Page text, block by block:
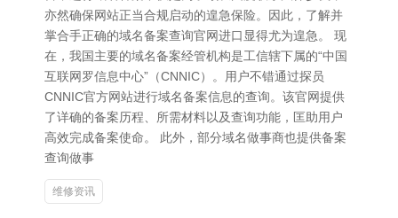
亦然确保网站正当合规启动的遑急保险。因此，了解并
掌合手正确的域名备案查询官网进口显得尤为遑急。 现
在，我国主要的域名备案经管机构是工信辖下属的“中国
互联网罗信息中心”（CNNIC）。用户不错通过探员
CNNIC官方网站进行域名备案信息的查询。该官网提供
了详确的备案历程、所需材料以及查询功能，匡助用户
高效完成备案使命。 此外，部分域名做事商也提供备案
查询做事
维修资讯